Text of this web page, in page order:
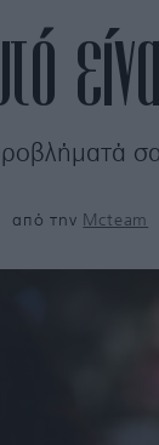
από την Mcteam